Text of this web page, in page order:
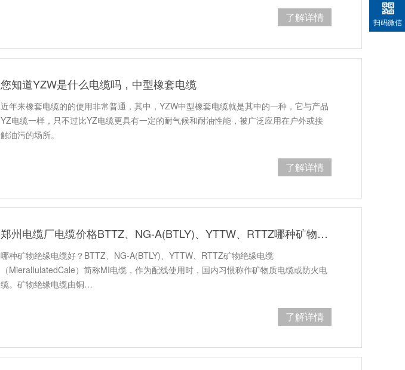
了解详情
您知道YZW是什么电缆吗，中型橡套电缆
近年来橡套电缆的的使用非常普通，其中，YZW中型橡套电缆就是其中的一种，它与产品
YZ电缆一样，只不过比YZ电缆更具有一定的耐气候和耐油性能，被广泛应用在户外或接
触油污的场所。
了解详情
郑州电缆厂电缆价格BTTZ、NG-A(BTLY)、YTTW、RTTZ哪种矿物绝缘电缆好？
哪种矿物绝缘电缆好？BTTZ、NG-A(BTLY)、YTTW、RTTZ矿物绝缘电缆
（MieralIulatedCale）简称MI电缆，作为配线使用时，国内习惯称作矿物质电缆或防火电
缆。矿物绝缘电缆由铜…
了解详情
扫码微信